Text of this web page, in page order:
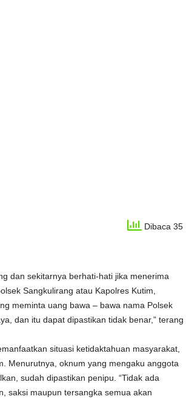
Dibaca 35
dan sekitarnya berhati-hati jika menerima
Sangkulirang atau Kapolres Kutim,
meminta uang bawa – bawa nama Polsek
dan itu dapat dipastikan tidak benar,” terang
situasi ketidaktahuan masyarakat,
Menurutnya, oknum yang mengaku anggota
sudah dipastikan penipu. “Tidak ada
saksi maupun tersangka semua akan